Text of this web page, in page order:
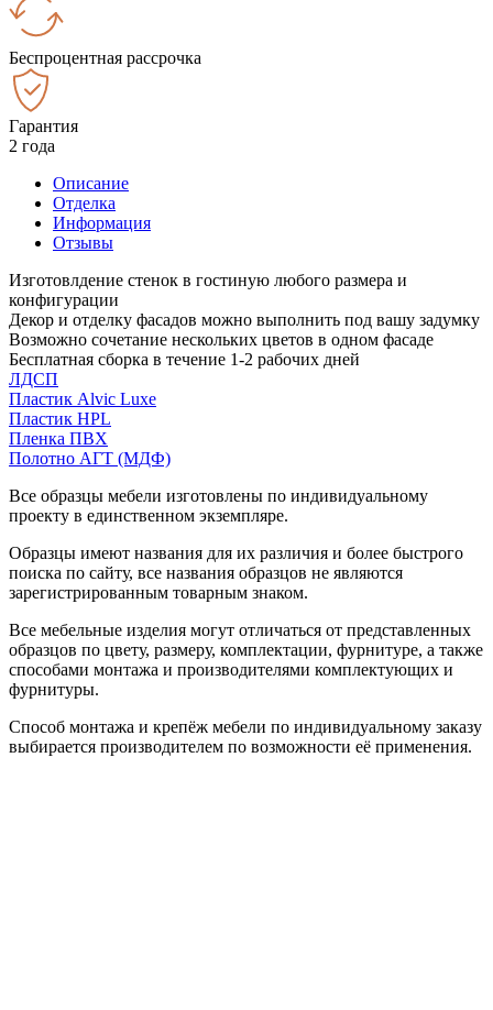
Беспроцентная рассрочка
Гарантия
2 года
Описание
Отделка
Информация
Отзывы
Изготовлдение стенок в гостиную любого размера и
конфигурации
Декор и отделку фасадов можно выполнить под вашу задумку
Возможно сочетание нескольких цветов в одном фасаде
Бесплатная сборка в течение 1-2 рабочих дней
ЛДСП
Пластик Alvic Luxe
Пластик HPL
Пленка ПВХ
Полотно АГТ (МДФ)
Все образцы мебели изготовлены по индивидуальному
проекту в единственном экземпляре.
Образцы имеют названия для их различия и более быстрого
поиска по сайту, все названия образцов не являются
зарегистрированным товарным знаком.
Все мебельные изделия могут отличаться от представленных
образцов по цвету, размеру, комплектации, фурнитуре, а также
способами монтажа и производителями комплектующих и
фурнитуры.
Способ монтажа и крепёж мебели по индивидуальному заказу
выбирается производителем по возможности её применения.